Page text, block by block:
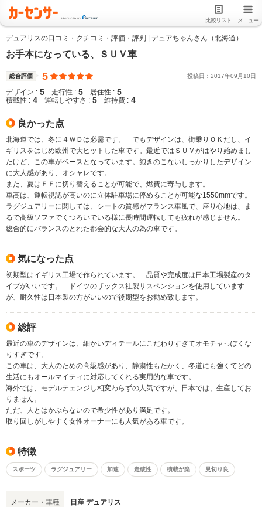
比較リスト メニュー
デュアリスの口コミ・クチコミ・評価・評判 | デュアちゃんさん（北海道）
お手本になっている、ＳＵＶ車
総合評価 5 投稿日： 2017年09 月 10日
デザイン : 5 走行性 : 5 居住性 : 5
積載性 : 4 運転しやすさ : 5 維持費 : 4
良かった点
北海道では、冬に４ＷＤは必需です。 でもデザインは、街乗りＯＫだし、イ
ギリスをはじめ欧州で大ヒットした車です。最近ではＳＵＶがはやり始めまし
たけど、この車がベースとなっています。飽きのこないしっかりしたデザイン
に大人感があり、オシャレです。
また、夏はＦＦに切り替えることが可能で、燃費に寄与します。
車高は、運転視認が高いのに立体駐車場に停めることが可能な1550mmです。
ラグジュアリーに関しては、シートの質感がフランス車風で、座り心地は、ま
るで高級ソファでくつろいでいる様に長時間運転しても疲れが感じません。
総合的にバランスのとれた都会的な大人の為の車です。
気になった点
初期型はイギリス工場で作られています。 品質や完成度は日本工場製産のタ
イプがいいです。 ドイツのザックス社製サスペンションを使用しています
が、耐久性は日本製の方がいいので後期型をお勧め致します。
総評
最近の車のデザインは、細かいディテールにこだわりすぎてオモチャっぽくな
りすぎです。
この車は、大人のための高級感があり、静粛性もたかく、冬道にも強くてどの
生活にもオールマイティに対応してくれる実用的な車です。
海外では、モデルテェンジし相変わらずの人気ですが、日本では、生産してお
りません。
ただ、人とはかぶらないので希少性があり満足です。
取り回しがしやすく女性オーナーにも人気がある車です。
特徴
スポーツ ラグジュアリー 加速 走破性 積載が楽 見切り良
メーカー・車種 日産 デュアリス